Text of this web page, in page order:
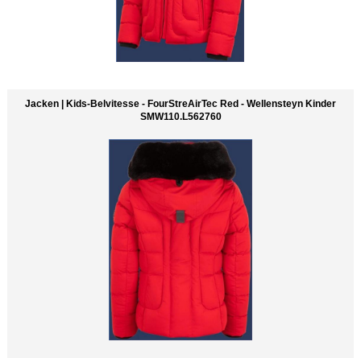
Jacken | Kids-Belvitesse - FourStreAirTec Red - Wellensteyn Kinder
SMW110.L562760